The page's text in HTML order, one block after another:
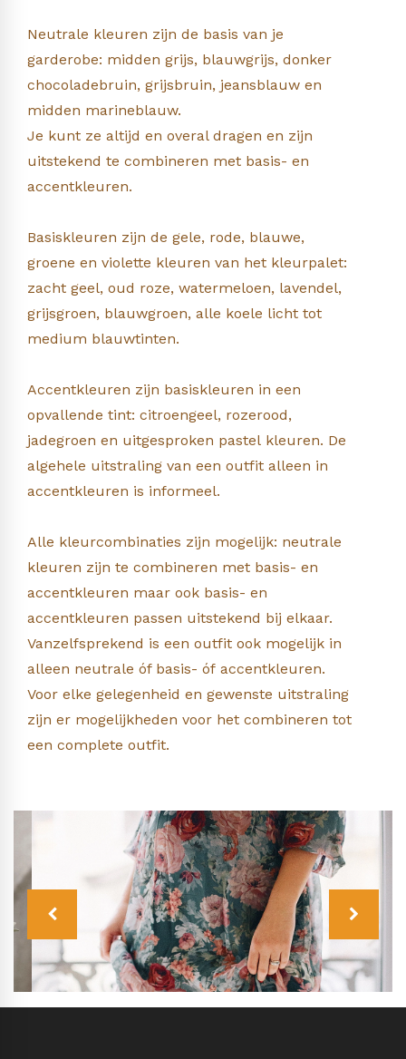
Neutrale kleuren zijn de basis van je
garderobe: midden grijs, blauwgrijs, donker
chocoladebruin, grijsbruin, jeansblauw en
midden marineblauw.
Je kunt ze altijd en overal dragen en zijn
uitstekend te combineren met basis- en
accentkleuren.
Basiskleuren zijn de gele, rode, blauwe,
groene en violette kleuren van het kleurpalet:
zacht geel, oud roze, watermeloen, lavendel,
grijsgroen, blauwgroen, alle koele licht tot
medium blauwtinten.
Accentkleuren zijn basiskleuren in een
opvallende tint: citroengeel, rozerood,
jadegroen en uitgesproken pastel kleuren. De
algehele uitstraling van een outfit alleen in
accentkleuren is informeel.
Alle kleurcombinaties zijn mogelijk: neutrale
kleuren zijn te combineren met basis- en
accentkleuren maar ook basis- en
accentkleuren passen uitstekend bij elkaar.
Vanzelfsprekend is een outfit ook mogelijk in
alleen neutrale óf basis- óf accentkleuren.
Voor elke gelegenheid en gewenste uitstraling
zijn er mogelijkheden voor het combineren tot
een complete outfit.